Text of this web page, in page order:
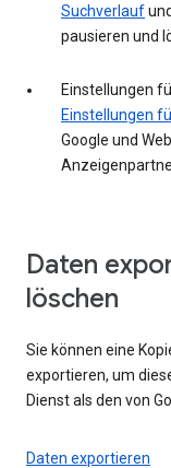
Suchverlauf
pausieren und
Einstellungen
Einstellungen
Google und
Daten
löschen
Sie können eine
exportieren, um
Dienst als den von
Daten exportieren